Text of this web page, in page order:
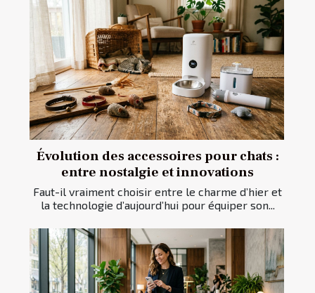
Évolution des accessoires pour chats :
entre nostalgie et innovations
Faut-il vraiment choisir entre le charme d’hier et
la technologie d’aujourd’hui pour équiper son...